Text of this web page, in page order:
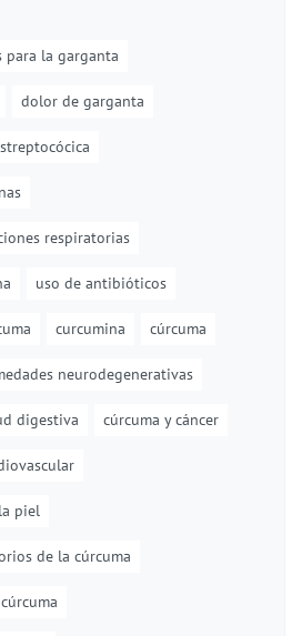
para la garganta
dolor de garganta
respiratorias
uso de antibióticos
curcumina cúrcuma
neurodegenerativas
digestiva cúrcuma y cáncer
piel
de la cúrcuma